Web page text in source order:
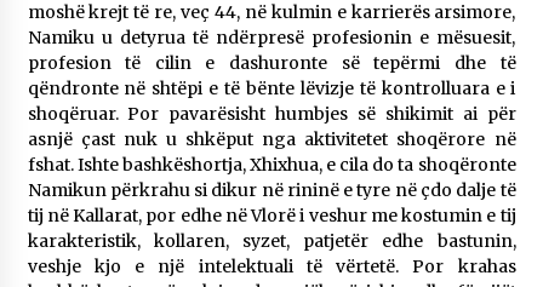
moshë krejt të re, veç 44, në kulmin e karrierës arsimore,
Namiku u detyrua të ndërpresë profesionin e mësuesit,
profesion të cilin e dashuronte së tepërmi dhe të
qëndronte në shtëpi e të bënte lëvizje të kontrolluara e i
shoqëruar. Por pavarësisht humbjes së shikimit ai për
asnjë çast nuk u shkëput nga aktivitetet shoqërore në
fshat. Ishte bashkëshortja, Xhixhua, e cila do ta shoqëronte
Namikun përkrahu si dikur në rininë e tyre në çdo dalje të
tij në Kallarat, por edhe në Vlorë i veshur me kostumin e tij
karakteristik, kollaren, syzet, patjetër edhe bastunin,
veshje kjo e një intelektuali të vërtetë. Por krahas